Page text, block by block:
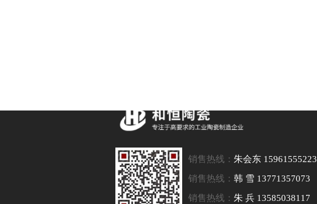
销售热线： 朱会东 15961555223
销售热线： 韩 雪 13771357073
销售热线： 朱 兵 13585038117